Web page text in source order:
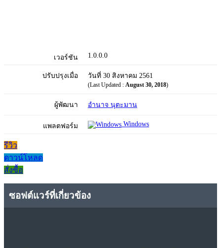
เวอร์ชัน 1.0.0.0
ปรับปรุงเมื่อ วันที่ 30 สิงหาคม 2561
(Last Updated : August 30, 2018)
ผู้พัฒนา อำนาจ นุตะมาน
แพลตฟอร์ม Windows
รีวิว
ดาวน์โหลด
สั่งซื้อ
ซอฟต์แวร์ที่เกี่ยวข้อง